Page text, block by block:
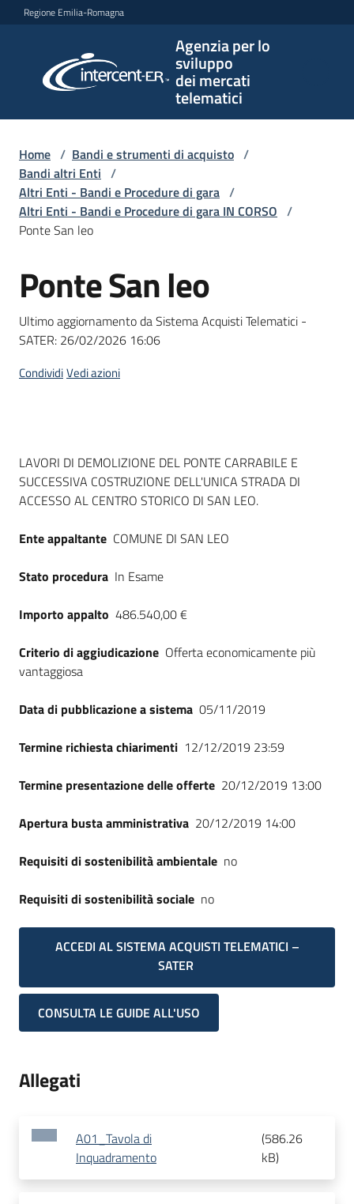
Vai al contenuto
Vai alla navigazione
Vai al footer
Regione Emilia-Romagna
Agenzia per lo
sviluppo
dei mercati
telematici
per lo
sviluppo
telematici
L'Agenzia
Bandi
strumenti
di
acquisto
Piattaforme
telematiche
site
Seguici
su
Home / Bandi e strumenti di acquisto /
Bandi altri Enti /
Altri Enti - Bandi e Procedure di gara /
Altri Enti - Bandi e Procedure di gara IN CORSO /
Ponte San leo
Salta al contenuto
Ponte San leo
Ultimo aggiornamento da Sistema Acquisti Telematici -
SATER: 26/02/2026 16:06
CondividiVedi azioni
Dati del bando
LAVORI DI DEMOLIZIONE DEL PONTE CARRABILE E
SUCCESSIVA COSTRUZIONE DELL'UNICA STRADA DI
ACCESSO AL CENTRO STORICO DI SAN LEO.
Ente appaltante COMUNE DI SAN LEO
Stato procedura In Esame
Importo appalto 486.540,00 €
Criterio di aggiudicazione Offerta economicamente più
vantaggiosa
Data di pubblicazione a sistema 05/11/2019
Termine richiesta chiarimenti 12/12/2019 23:59
Termine presentazione delle offerte 20/12/2019 13:00
Apertura busta amministrativa 20/12/2019 14:00
Requisiti di sostenibilità ambientale no
Requisiti di sostenibilità sociale no
ACCEDI AL SISTEMA ACQUISTI TELEMATICI –
SATER
CONSULTA LE GUIDE ALL'USO
Allegati
A01_Tavola di
Inquadramento
(586.26
kB)